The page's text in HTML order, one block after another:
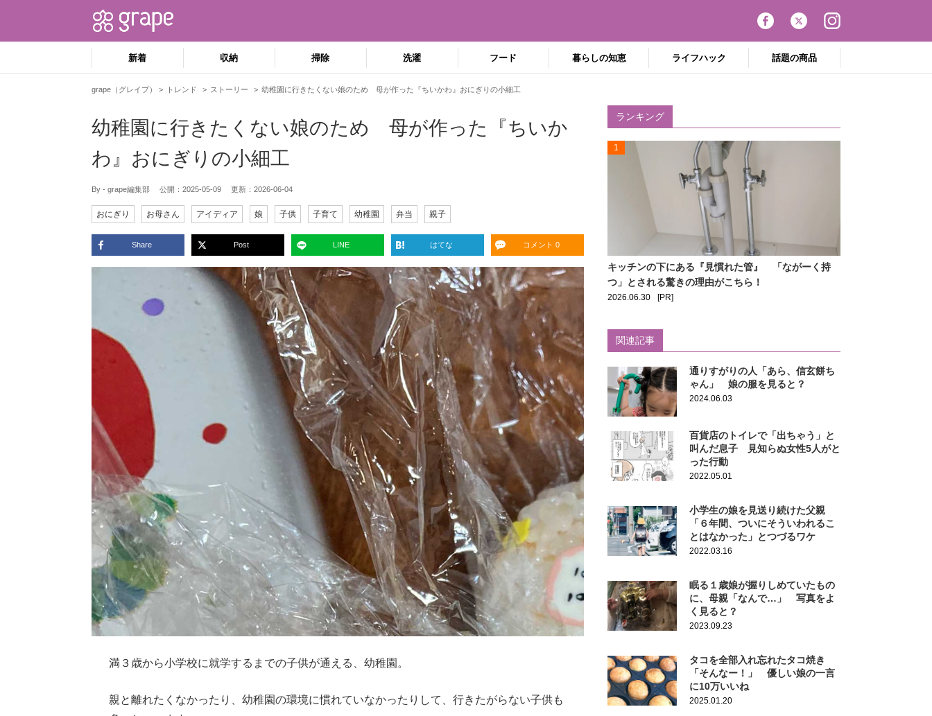
新着 収納 掃除 洗濯 フード 暮らしの知恵 ライフハック 話題の商品
grape（グレイプ） トレンド ストーリー 幼稚園に行きたくない娘のため 母が作った『ちいかわ』おにぎりの小細工
幼稚園に行きたくない娘のため 母が作った『ちいか
わ』おにぎりの小細工
By - grape編集部 公開： 2025-05-09 更新： 2026-06-04
おにぎり お母さん アイディア 娘 子供 子育て 幼稚園 弁当 親子
Share Post LINE はてな コメント 0
満３歳から小学校に就学するまでの子供が通える、幼稚園。
親と離れたくなかったり、幼稚園の環境に慣れていなかったりして、行きたがらない子供も
ランキング
1
キッチンの下にある『見慣れた管』 「ながーく持
つ」とされる驚きの理由がこちら！
2026.06.30 [PR]
関連記事
通りすがりの人「あら、信玄餅ち
ゃん」 娘の服を見ると？
2024.06.03
百貨店のトイレで「出ちゃう」と
叫んだ息子 見知らぬ女性5人がと
った行動
2022.05.01
小学生の娘を見送り続けた父親
「６年間、ついにそういわれるこ
とはなかった」とつづるワケ
2022.03.16
眠る１歳娘が握りしめていたもの
に、母親「なんで…」 写真をよ
く見ると？
2023.09.23
タコを全部入れ忘れたタコ焼き
「そんなー！」 優しい娘の一言
に10万いいね
2025.01.20